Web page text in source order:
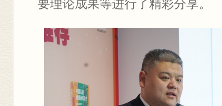
要理论成果等进行了精彩分享。